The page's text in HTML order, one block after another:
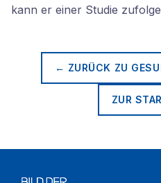
kann er einer Studie
← ZURÜCK ZU
ZUR